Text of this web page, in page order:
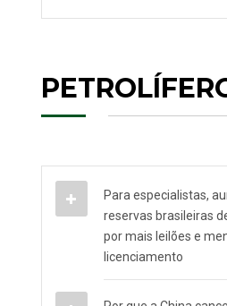
Para especialistas,
reservas brasileiras
por mais leilões e
licenciamento